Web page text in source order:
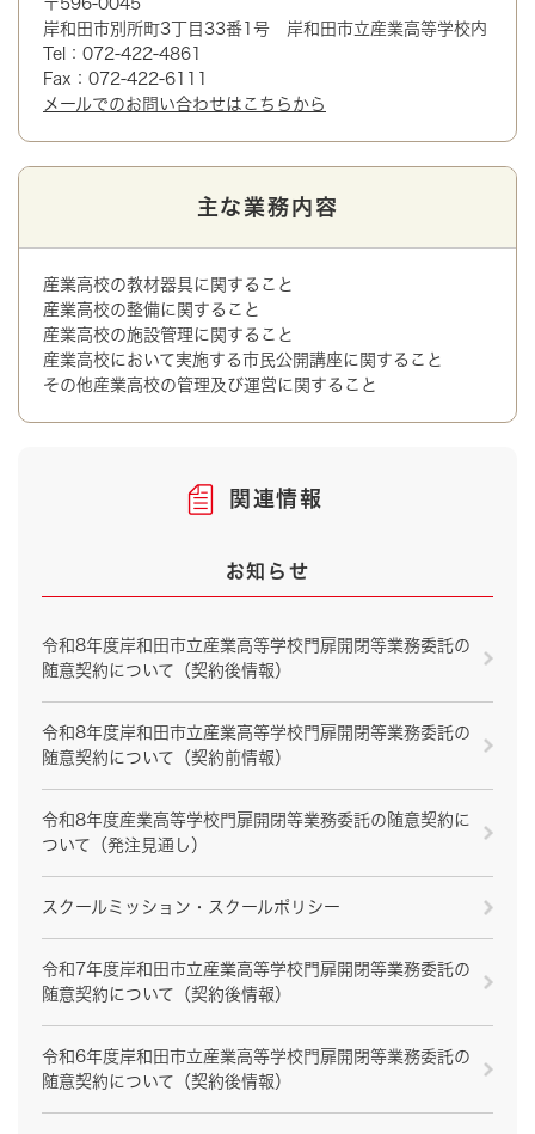
〒596-0045
岸和田市別所町3丁目33番1号 岸和田市立産業高等学校内
Tel：072-422-4861
Fax：072-422-6111
メールでのお問い合わせはこちらから
主な業務内容
産業高校の教材器具に関すること
産業高校の整備に関すること
産業高校の施設管理に関すること
産業高校において実施する市民公開講座に関すること
その他産業高校の管理及び運営に関すること
関連情報
お知らせ
令和8年度岸和田市立産業高等学校門扉開閉等業務委託の
随意契約について（契約後情報）
令和8年度岸和田市立産業高等学校門扉開閉等業務委託の
随意契約について（契約前情報）
令和8年度産業高等学校門扉開閉等業務委託の随意契約に
ついて（発注見通し）
スクールミッション・スクールポリシー
令和7年度岸和田市立産業高等学校門扉開閉等業務委託の
随意契約について（契約後情報）
令和6年度岸和田市立産業高等学校門扉開閉等業務委託の
随意契約について（契約後情報）